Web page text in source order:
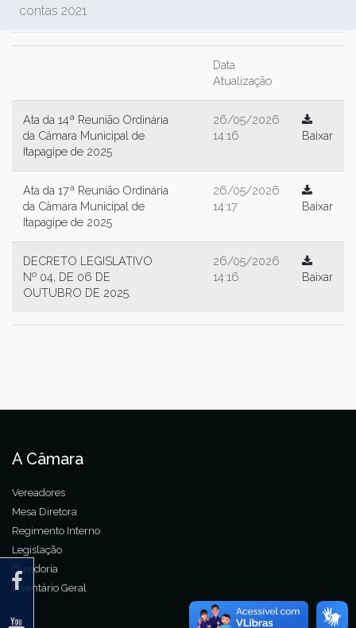
contas 2021
Data
Atualização
Ata da 14ª Reunião Ordinária
da Câmara Municipal de
Itapagipe de 2025
26/05/2026
14:16
Baixar
Ata da 17ª Reunião Ordinária
da Câmara Municipal de
Itapagipe de 2025
26/05/2026
14:17
Baixar
DECRETO LEGISLATIVO
Nº 04, DE 06 DE
OUTUBRO DE 2025.
26/05/2026
14:16
Baixar
A Câmara
Vereadores
Mesa Diretora
Regimento Interno
Legislação
Ouvidoria
Inventário Geral